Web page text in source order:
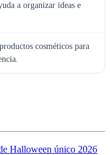
a organizar ideas e
cosméticos para
Halloween único 2026